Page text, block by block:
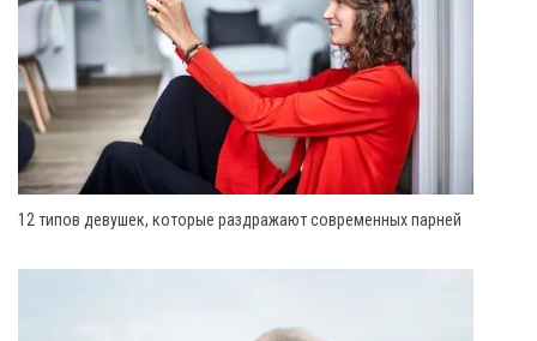
12 типов девушек, которые раздражают современных парней